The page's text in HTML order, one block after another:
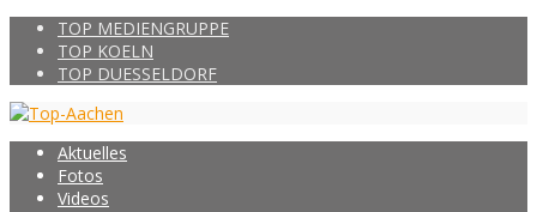
TOP MEDIENGRUPPE
TOP KOELN
TOP DUESSELDORF
Aktuelles
Fotos
Videos